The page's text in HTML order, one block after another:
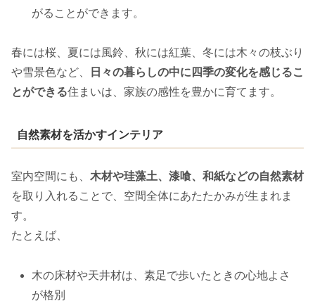
がることができます。
春には桜、夏には風鈴、秋には紅葉、冬には木々の枝ぶり
や雪景色など、
日々の暮らしの中に四季の変化を感じるこ
とができる住まいは、家族の感性を豊かに育てます。
自然素材を活かすインテリア
室内空間にも、 木材や珪藻土、漆喰、和紙などの自然素材
を取り入れることで、空間全体にあたたかみが生まれま
す。
たとえば、
木の床材や天井材は、素足で歩いたときの心地よさ
が格別